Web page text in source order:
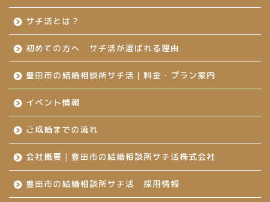
サチ活とは？
初めての方へ サチ活が選ばれる理由
豊田市の結婚相談所サチ活｜料金・プラン案内
イベント情報
ご成婚までの流れ
会社概要｜豊田市の結婚相談所サチ活株式会社
豊田市の結婚相談所サチ活 採用情報